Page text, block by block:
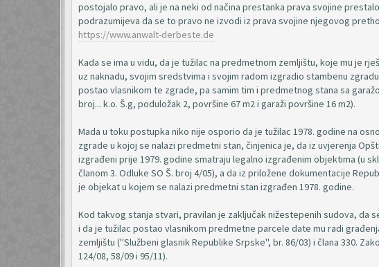
postojalo pravo, ali je na neki od načina prestanka prava svojine
podrazumijeva da se to pravo ne izvodi iz prava svojine njegovog
https://www.anwalt-derbeste.de
Kada se ima u vidu, da je tužilac na predmetnom zemljištu, koje mu je
uz naknadu, svojim sredstvima i svojim radom izgradio stambenu
postao vlasnikom te zgrade, pa samim tim i predmetnog stana sa
broj... k.o. Š.g, poduložak 2, površine 67 m2 i garaži površine 16 m2).
Mada u toku postupka niko nije osporio da je tužilac 1978. godine na
zgrade u kojoj se nalazi predmetni stan, činjenica je, da iz uvjerenja
izgrađeni prije 1979. godine smatraju legalno izgrađenim objektima (u
članom 3. Odluke SO Š. broj 4/05), a da iz priložene dokumentacije
je objekat u kojem se nalazi predmetni stan izgrađen 1978. godine.
Kod takvog stanja stvari, pravilan je zaključak nižestepenih sudova, da
i da je tužilac postao vlasnikom predmetne parcele date mu radi
zemljištu ("Službeni glasnik Republike Srpske", br. 86/03) i člana 330.
124/08, 58/09 i 95/11).